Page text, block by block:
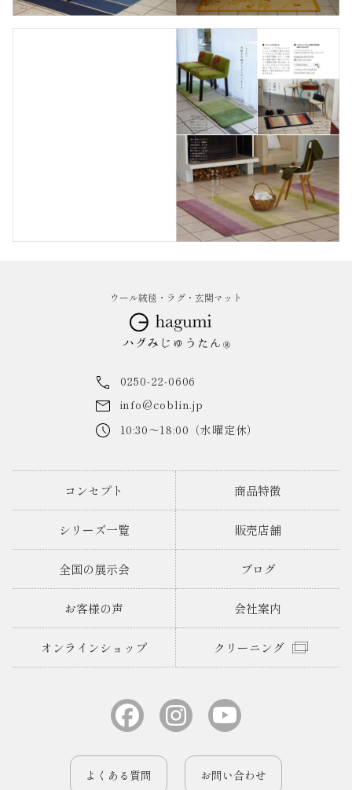
ウール絨毯・ラグ・玄関マット
0250-22-0606
info@coblin.jp
10:30～18:00（水曜定休）
コンセプト 商品特徴
シリーズ一覧 販売店舗
全国の展示会 ブログ
お客様の声 会社案内
オンラインショップ クリーニング
よくある質問 お問い合わせ